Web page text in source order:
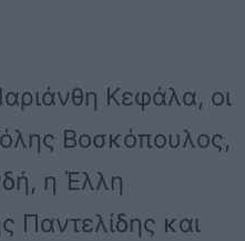
Κεφάλα, οι
Βοσκόπουλος,
η Έλλη
Παντελίδης και